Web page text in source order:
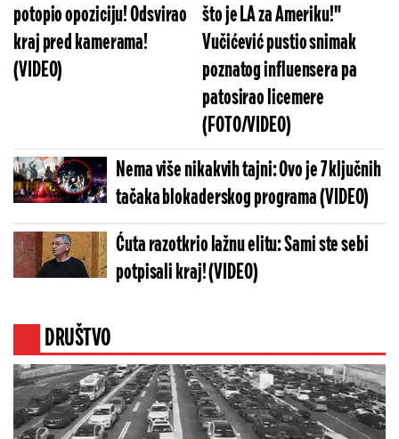
potopio opoziciju! Odsvirao
kraj pred kamerama!
(VIDEO)
što je LA za Ameriku!"
Vučićević pustio snimak
poznatog influensera pa
patosirao licemere
(FOTO/VIDEO)
Nema više nikakvih tajni: Ovo je 7 ključnih
tačaka blokaderskog programa (VIDEO)
Ćuta razotkrio lažnu elitu: Sami ste sebi
potpisali kraj! (VIDEO)
DRUŠTVO